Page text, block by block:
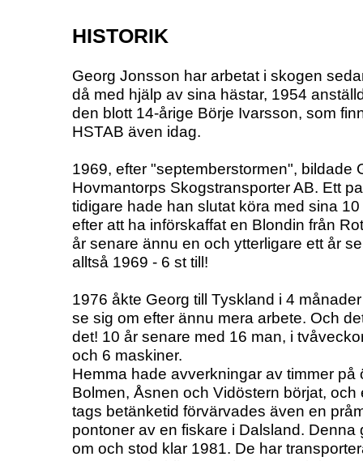
HISTORIK
Georg Jonsson har arbetat i skogen
då med hjälp av sina hästar, 1954
den blott 14-årige Börje Ivarsson, som
HSTAB även idag.
1969, efter "septemberstormen", bildade
Hovmantorps Skogstransporter AB. Ett
tidigare hade han slutat köra med sina
efter att ha införskaffat en Blondin från
år senare ännu en och ytterligare ett år
alltså 1969 - 6 st till!
1976 åkte Georg till Tyskland i 4
se sig om efter ännu mera arbete. Och
det! 10 år senare med 16 man, i
och 6 maskiner.
Hemma hade avverkningar av timmer på
Bolmen, Åsnen och Vidöstern börjat, och
tags betänketid förvärvades även en
pontoner av en fiskare i Dalsland. Denna
om och stod klar 1981. De har